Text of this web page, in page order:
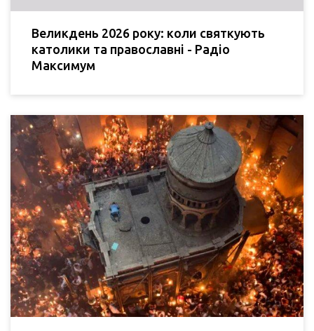
Великдень 2026 року: коли святкують
католики та православні - Радіо
Максимум